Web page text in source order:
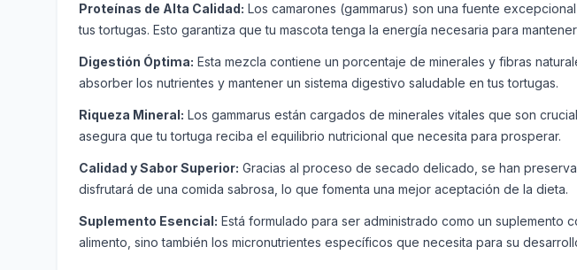
Proteínas de Alta Calidad: Los camarones (gammarus) son una fuente
tus tortugas. Esto garantiza que tu mascota tenga la energía necesaria para
Digestión Óptima: Esta mezcla contiene un porcentaje de minerales y fibras
absorber los nutrientes y mantener un sistema digestivo saludable en tus tortugas.
Riqueza Mineral: Los gammarus están cargados de minerales vitales que son
asegura que tu tortuga reciba el equilibrio nutricional que necesita para prosperar.
Calidad y Sabor Superior: Gracias al proceso de secado delicado, se han
disfrutará de una comida sabrosa, lo que fomenta una mejor aceptación de la dieta.
Suplemento Esencial: Está formulado para ser administrado como un suplemento
alimento, sino también los micronutrientes específicos que necesita para su